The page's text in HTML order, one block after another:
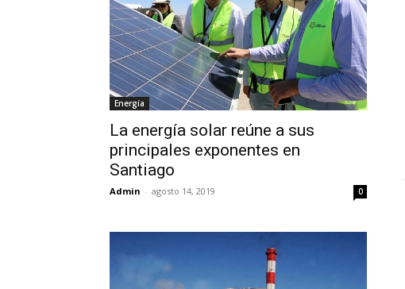
Energía
La energía solar reúne a sus
principales exponentes en
Santiago
Admin - agosto 14, 2019 0